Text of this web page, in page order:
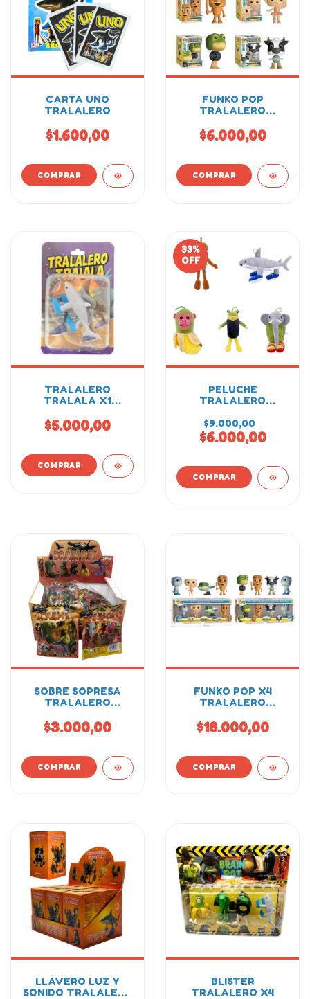
CARTA UNO
TRALALERO
$1.600,00
FUNKO POP
TRALALERO
$6.000,00
TRALALERO
TRALALA X1
$5.000,00
33%
OFF
PELUCHE
TRALALERO
$9.000,00
$6.000,00
SOBRE SOPRESA
TRALALERO
ROT
$3.000,00
FUNKO POP X4
TRALALERO
$18.000,00
LLAVERO LUZ Y
SONIDO TRALALERO
BLISTER
TRALALERO X4